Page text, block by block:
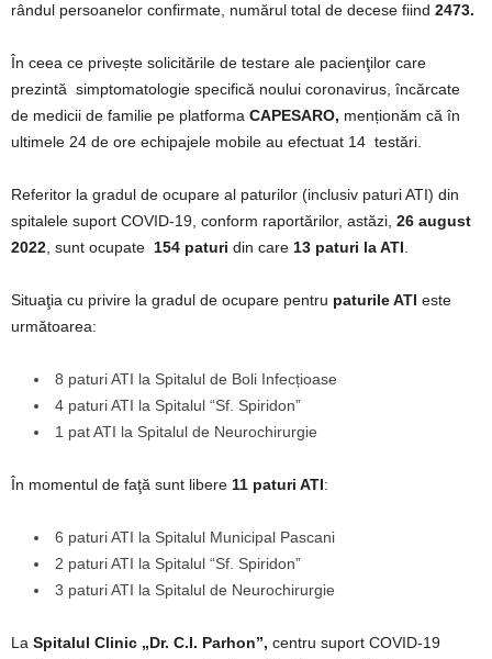
rândul persoanelor confirmate, numărul total de decese fiind 2473.
În ceea ce privește solicitările de testare ale pacienţilor care
prezintă simptomatologie specifică noului coronavirus, încărcate
de medicii de familie pe platforma CAPESARO, menționăm că în
ultimele 24 de ore echipajele mobile au efectuat 14 testări.
Referitor la gradul de ocupare al paturilor (inclusiv paturi ATI) din
spitalele suport COVID-19, conform raportărilor, astăzi, 26 august
2022 , sunt ocupate 154 paturi din care 13 paturi la ATI
Situaţia cu privire la gradul de ocupare pentru paturile ATI este
următoarea:
8 paturi ATI la Spitalul de Boli Infecțioase
4 paturi ATI la Spitalul “Sf. Spiridon”
1 pat ATI la Spitalul de Neurochirurgie
În momentul de faţă sunt libere 11 paturi ATI:
6 paturi ATI la Spitalul Municipal Pascani
2 paturi ATI la Spitalul “Sf. Spiridon”
3 paturi ATI la Spitalul de Neurochirurgie
La Spitalul Clinic „Dr. C.I. Parhon”, centru suport COVID-19